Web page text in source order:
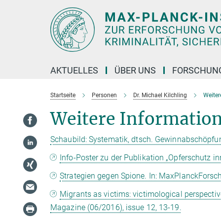
AKTUELLES ÜBER UNS
Startseite Personen Dr. Michael Kilchling
Weitere
Schaubild: Systematik, dtsch.
Info-Poster zu der Publikation „Opferschutz
Strategien gegen Spione. In:
Migrants as victims: victimological
Magazine (06/2016), issue 12, 13-19.